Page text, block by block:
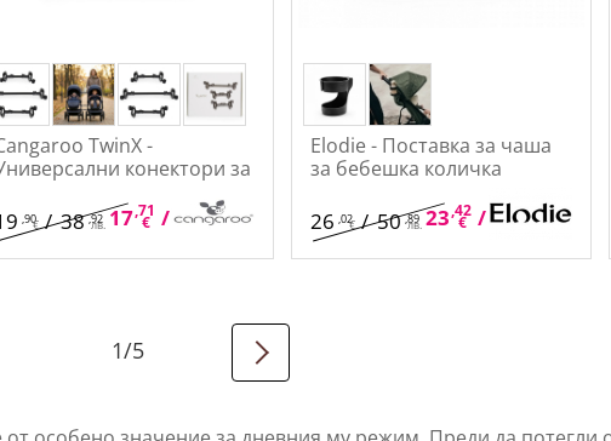
TwinX -
конектори за
,90€/38 ,92
лв. 17,71
€ /34,64
лв.
Elodie - Поставка за чаша
за бебешка количка
26 ,02€/50 ,89
лв. 23,42
€ /45,80
лв.
1/5